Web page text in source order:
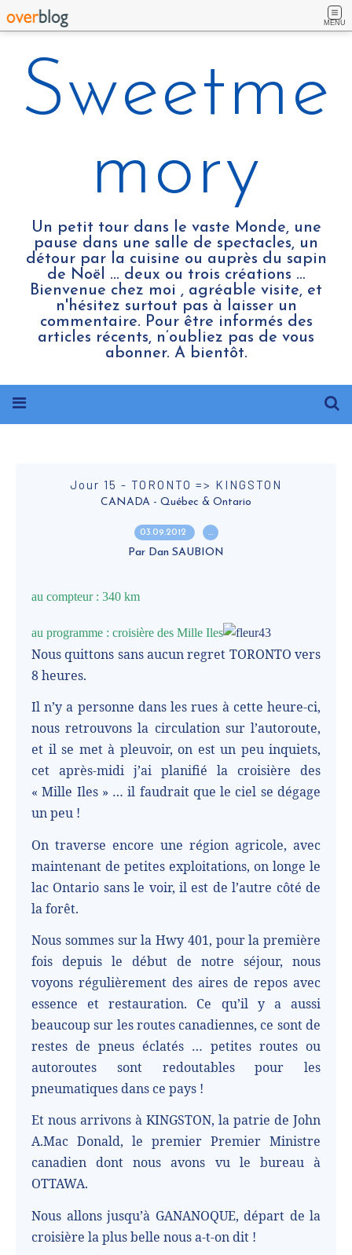
MENU
Sweetme
mory
Un petit tour dans le vaste Monde, une
pause dans une salle de spectacles, un
détour par la cuisine ou auprès du sapin
de Noël ... deux ou trois créations …
Bienvenue chez moi , agréable visite, et
n'hésitez surtout pas à laisser un
commentaire. Pour être informés des
articles récents, n’oubliez pas de vous
abonner. A bientôt.
Jour 15 - TORONTO => KINGSTON
CANADA - Québec & Ontario
03.09.2012 …
Par Dan SAUBION
au compteur : 340 km
au programme : croisière des Mille Iles
Nous quittons sans aucun regret TORONTO vers
8 heures.
Il n’y a personne dans les rues à cette heure-ci,
nous retrouvons la circulation sur l’autoroute,
et il se met à pleuvoir, on est un peu inquiets,
cet après-midi j’ai planifié la croisière des
« Mille Iles » … il faudrait que le ciel se dégage
un peu !
On traverse encore une région agricole, avec
maintenant de petites exploitations, on longe le
lac Ontario sans le voir, il est de l’autre côté de
la forêt.
Nous sommes sur la Hwy 401, pour la première
fois depuis le début de notre séjour, nous
voyons régulièrement des aires de repos avec
essence et restauration. Ce qu’il y a aussi
beaucoup sur les routes canadiennes, ce sont de
restes de pneus éclatés … petites routes ou
autoroutes sont redoutables pour les
pneumatiques dans ce pays !
Et nous arrivons à KINGSTON, la patrie de John
A.Mac Donald, le premier Premier Ministre
canadien dont nous avons vu le bureau à
OTTAWA.
Nous allons jusqu’à GANANOQUE, départ de la
croisière la plus belle nous a-t-on dit !